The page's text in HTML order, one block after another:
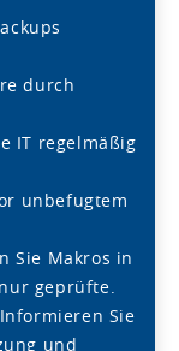
durch
IT regelmäßig
unbefugtem
Sie Makros in
geprüfte.
Sie
und